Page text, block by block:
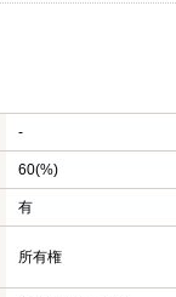
-
60(%)
有
所有権